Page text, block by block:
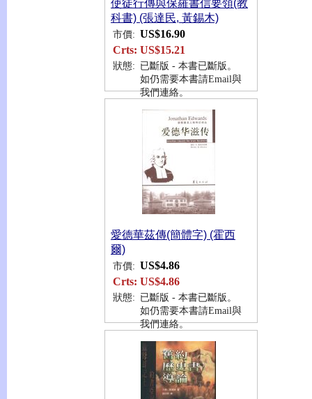
使徒行傳與保羅書信要領(教
科書) (張達民, 黃錫木)
市價: US$16.90
Crts: US$15.21
狀態: 已斷版 - 本書已斷版。
如仍需要本書請Email與
我們連絡。
愛德華茲傳(簡體字) (霍西
爾)
市價: US$4.86
Crts: US$4.86
狀態: 已斷版 - 本書已斷版。
如仍需要本書請Email與
我們連絡。